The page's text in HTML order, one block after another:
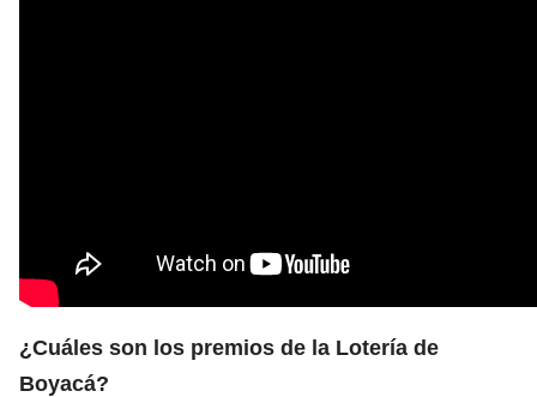
¿Cuáles son los premios de la Lotería de
Boyacá?